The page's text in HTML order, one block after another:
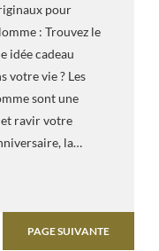
pour
: Trouvez le
idée cadeau
votre vie ? Les
sont une
ravir votre
la…
PAGE SUIVANTE